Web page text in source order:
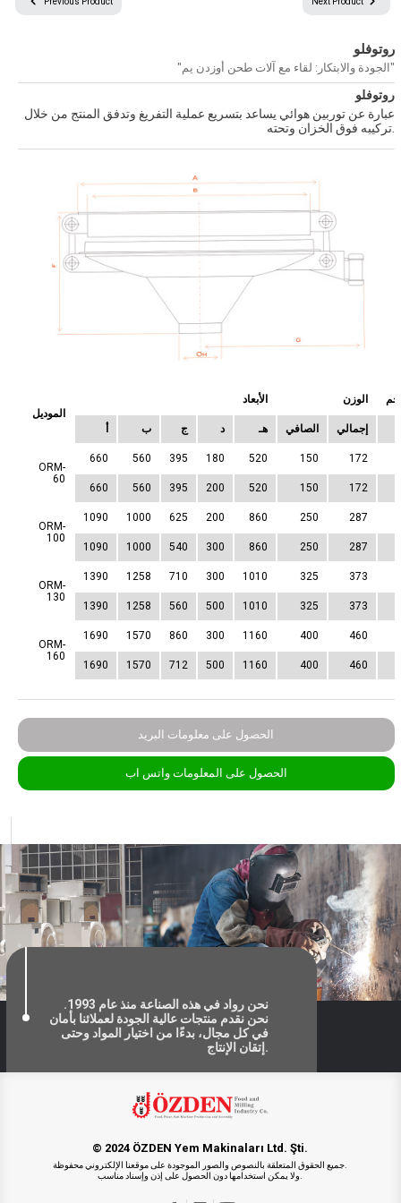
ولا يمكن استخدامها دون الحصول على إذن وإسناد مناسب.
روتوفلو
"الجودة والابتكار: لقاء مع آلات طحن أوزدن يم"
روتوفلو
عبارة عن توربين هوائي يساعد بتسريع عملية التفريغ وتدفق المنتج من خلال
تركيبه فوق الخزان وتحته.
الموديل
الأبعاد الوزن
ب ج د هـ الصافي إجمالي
ORM-
60
660 560 395 180 520 150 172
660 560 395 200 520 150 172
ORM-
100
1090 1000 625 200 860 250 287
1090 1000 540 300 860 250 287
ORM-
130
1390 1258 710 300 1010 325 373
1390 1258 560 500 1010 325 373
ORM-
160
1690 1570 860 300 1160 400 460
1690 1570 712 500 1160 400 460
الحصول على معلومات البريد
الحصول على المعلومات واتس اب
نحن رواد في هذه الصناعة منذ عام 1993.
نحن نقدم منتجات عالية الجودة لعملائنا بأمان
في كل مجال، بدءًا من اختيار المواد وحتى
إتقان الإنتاج.
© 2024 ÖZDEN Yem Makinaları Ltd. Şti.
جميع الحقوق المتعلقة بالنصوص والصور الموجودة على موقعنا الإلكتروني محفوظة.
ولا يمكن استخدامها دون الحصول على إذن وإسناد مناسب.